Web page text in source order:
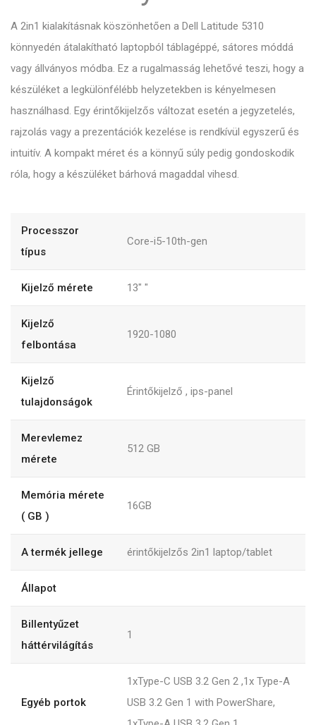
A 2in1 kialakításnak köszönhetően a Dell Latitude 5310
könnyedén átalakítható laptopból táblagéppé, sátores móddá
vagy állványos módba. Ez a rugalmasság lehetővé teszi, hogy a
készüléket a legkülönfélébb helyzetekben is kényelmesen
használhasd. Egy érintőkijelzős változat esetén a jegyzetelés,
rajzolás vagy a prezentációk kezelése is rendkívül egyszerű és
intuitív. A kompakt méret és a könnyű súly pedig gondoskodik
róla, hogy a készüléket bárhová magaddal vihesd.
Processzor
típus
Core-i5-10th-gen
Kijelző mérete 13" "
Kijelző
felbontása
1920-1080
Kijelző
tulajdonságok
Érintőkijelző , ips-panel
Merevlemez
mérete
512 GB
Memória mérete
( GB )
16GB
A termék jellege érintőkijelzős 2in1 laptop/tablet
Állapot
Billentyűzet
háttérvilágítás
1
Egyéb portok
1xType-C USB 3.2 Gen 2 ,1x Type-A
USB 3.2 Gen 1 with PowerShare,